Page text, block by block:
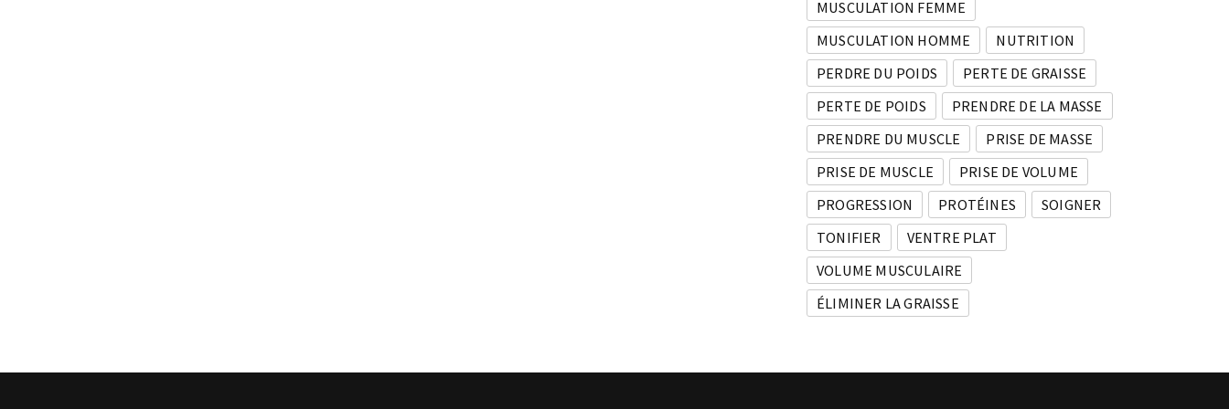
MUSCULATION FEMME
MUSCULATION HOMME
NUTRITION
PERDRE DU POIDS
PERTE DE GRAISSE
PERTE DE POIDS
PRENDRE DE LA MASSE
PRENDRE DU MUSCLE
PRISE DE MASSE
PRISE DE MUSCLE
PRISE DE VOLUME
PROGRESSION
PROTÉINES
SOIGNER
TONIFIER
VENTRE PLAT
VOLUME MUSCULAIRE
ÉLIMINER LA GRAISSE